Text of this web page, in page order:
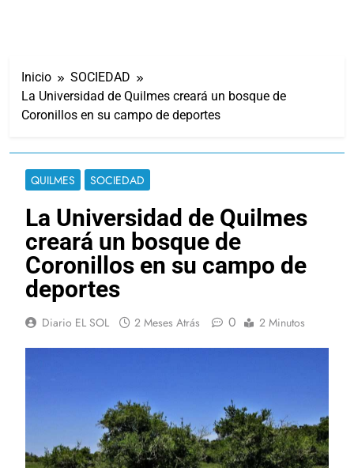
Inicio
SOCIEDAD
La Universidad de Quilmes creará un bosque de
Coronillos en su campo de deportes
QUILMES SOCIEDAD
La Universidad de Quilmes
creará un bosque de
Coronillos en su campo de
deportes
Diario EL SOL 2 Meses Atrás 0 2 Minutos